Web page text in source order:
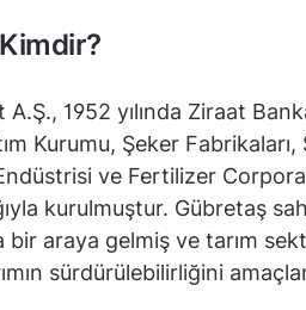
1952 yılında Ziraat
Kurumu, Şeker Fabrikaları,
ve Fertilizer
kurulmuştur. Gübretaş
bir araya gelmiş ve tarım
sürdürülebilirliğini